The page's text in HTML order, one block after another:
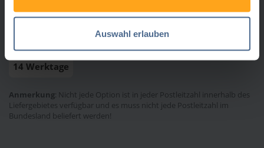
Auswahl erlauben
Finanzierung
14 Werktage
Anmerkung: Nicht jede Option ist in jeder Postleitzahl innerhalb des
Liefergebietes verfügbar und es muss nicht jede Postleitzahl im
Bundesland beliefert werden!